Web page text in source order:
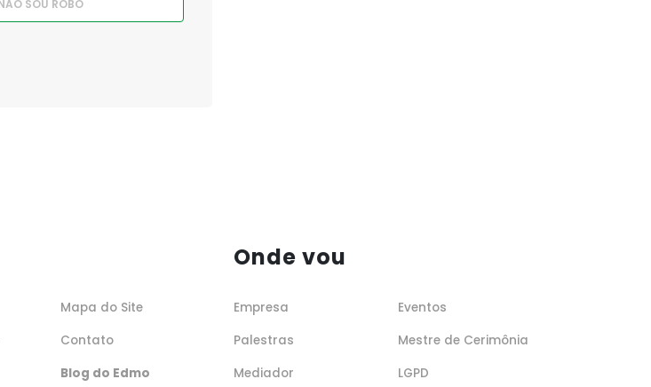
Mapa do Site
Contato
Blog do Edmo
Onde vou
Empresa
Palestras
Mediador
Eventos
Mestre de Cerimônia
LGPD